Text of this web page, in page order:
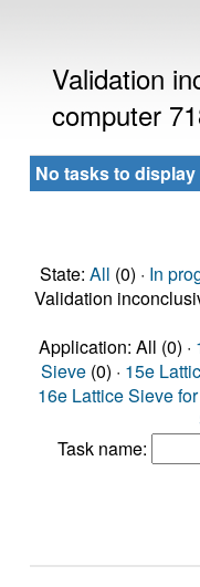
Validation
computer
No tasks to display
State: All (0) · In
Validation
Application: All (0) ·
Sieve (0) · 15e
16e Lattice Sieve
Task name: